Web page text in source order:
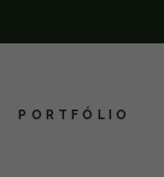
PORTFÓLIO